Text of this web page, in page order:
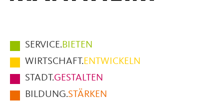
Hauptmenüpunkte
im
Fußbereich
der
Seite
SERVICE.BIETEN
WIRTSCHAFT.ENTWICKELN
STADT.GESTALTEN
BILDUNG.STÄRKEN